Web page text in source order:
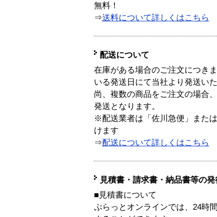
無料！
⇒送料について詳しくはこちら
配送について
在庫がある場合のご注文につき
いる発送日にて当社より発送い
尚、複数の商品をご注文の場合
発送となります。
※配送業者は「佐川急便」また
けます
⇒配送について詳しくはこちら
見積書・請求書・納品書等の
■見積書について
ぷらっとオンラインでは、24時